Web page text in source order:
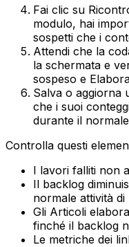
Fai clic su
modulo, hai
sospetti che i
Attendi che la
la schermata e
sospeso e
Salva o aggiorna
che i suoi
durante il
Controlla questi
I lavori falliti non
Il backlog
normale attività di
Gli Articoli
finché il backlog
Le metriche dei